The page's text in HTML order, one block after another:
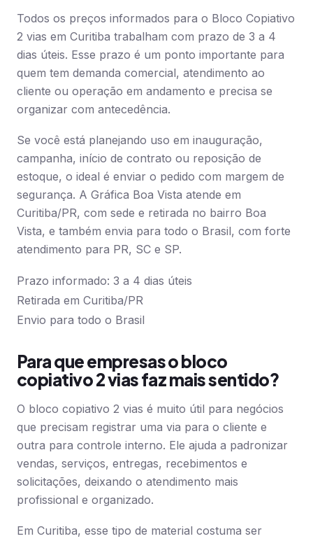
Todos os preços informados para o Bloco Copiativo
2 vias em Curitiba trabalham com prazo de 3 a 4
dias úteis. Esse prazo é um ponto importante para
quem tem demanda comercial, atendimento ao
cliente ou operação em andamento e precisa se
organizar com antecedência.
Se você está planejando uso em inauguração,
campanha, início de contrato ou reposição de
estoque, o ideal é enviar o pedido com margem de
segurança. A Gráfica Boa Vista atende em
Curitiba/PR, com sede e retirada no bairro Boa
Vista, e também envia para todo o Brasil, com forte
atendimento para PR, SC e SP.
Prazo informado: 3 a 4 dias úteis
Retirada em Curitiba/PR
Envio para todo o Brasil
Para que empresas o bloco
copiativo 2 vias faz mais sentido?
O bloco copiativo 2 vias é muito útil para negócios
que precisam registrar uma via para o cliente e
outra para controle interno. Ele ajuda a padronizar
vendas, serviços, entregas, recebimentos e
solicitações, deixando o atendimento mais
profissional e organizado.
Em Curitiba, esse tipo de material costuma ser